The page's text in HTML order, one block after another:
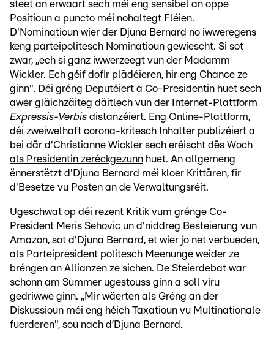
steet an erwaart sech méi eng sensibel an oppe
Positioun a puncto méi nohaltegt Fléien.
D'Nominatioun wier der Djuna Bernard no iwweregens
keng parteipolitesch Nominatioun gewiescht. Si sot
zwar, „ech si ganz iwwerzeegt vun der Madamm
Wickler. Ech géif dofir plädéieren, hir eng Chance ze
ginn". Déi gréng Deputéiert a Co-Presidentin huet sech
awer gläichzäiteg däitlech vun der Internet-Plattform
Expressis-Verbis distanzéiert. Eng Online-Plattform,
déi zweiwelhaft corona-kritesch Inhalter publizéiert a
bei där d'Christianne Wickler sech eréischt dës Woch
als Presidentin zeréckgezunn huet. An allgemeng
ënnerstëtzt d'Djuna Bernard méi kloer Krittären, fir
d'Besetze vu Posten an de Verwaltungsréit.
Ugeschwat op déi rezent Kritik vum grénge Co-
President Meris Sehovic un d'niddreg Besteierung vun
Amazon, sot d'Djuna Bernard, et wier jo net verbueden,
als Parteipresident politesch Meenunge weider ze
bréngen an Allianzen ze sichen. De Steierdebat war
schonn am Summer ugestouss ginn a soll viru
gedriwwe ginn. „Mir wäerten als Gréng an der
Diskussioun méi eng héich Taxatioun vu Multinationale
fuerderen", sou nach d’Djuna Bernard.